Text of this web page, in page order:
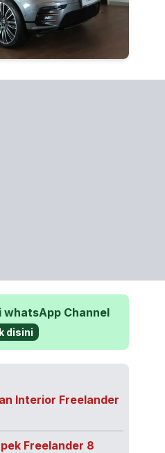
whatsApp Channel
disini
Interior Freelander
Freelander 8